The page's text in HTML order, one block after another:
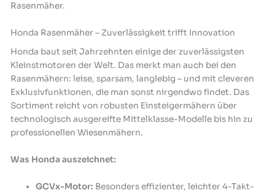
Rasenmäher.
Honda Rasenmäher – Zuverlässigkeit trifft Innovation
Honda baut seit Jahrzehnten einige der zuverlässigsten
Kleinstmotoren der Welt. Das merkt man auch bei den
Rasenmähern: leise, sparsam, langlebig – und mit cleveren
Exklusivfunktionen, die man sonst nirgendwo findet. Das
Sortiment reicht von robusten Einsteigermähern über
technologisch ausgereifte Mittelklasse-Modelle bis hin zu
professionellen Wiesenmähern.
Was Honda auszeichnet:
GCVx-Motor: Besonders effizienter, leichter 4-Takt-